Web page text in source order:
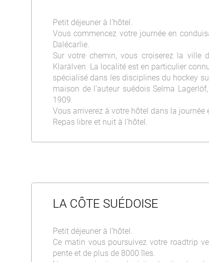
Petit déjeuner à l’hôtel.
Vous commencez votre journée en
Dalécarlie.
Sur votre chemin, vous croiserez la
Klarälven. La localité est en particulier
spécialisé dans les disciplines du hockey
maison de l’auteur suédois Selma
1909.
Vous arriverez à votre hôtel dans la journée
Repas libre et nuit à l’hôtel.
LA CÔTE SUÉDOISE
Petit déjeuner à l’hôtel.
Ce matin vous poursuivez votre roadtrip
pente et de plus de 8000 îles.